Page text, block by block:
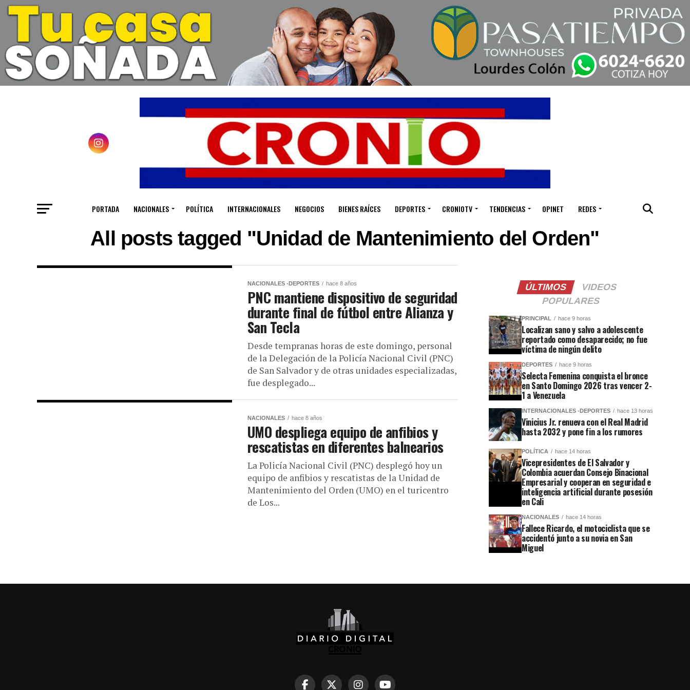
PORTADA NACIONALES POLÍTICA INTERNACIONALES NEGOCIOS BIENES RAÍCES DEPORTES CRONIOTV TENDENCIAS OPINET REDES
All posts tagged "Unidad de Mantenimiento del Orden"
NACIONALES -DEPORTES hace 8 años
PNC mantiene dispositivo de seguridad
durante final de fútbol entre Alianza y
San Tecla
Desde tempranas horas de este domingo, personal
de la Delegación de la Policía Nacional Civil (PNC)
de San Salvador y de otras unidades especializadas,
fue desplegado...
NACIONALES hace 8 años
UMO despliega equipo de anfibios y
rescatistas en diferentes balnearios
La Policía Nacional Civil (PNC) desplegó hoy un
equipo de anfibios y rescatistas de la Unidad de
Mantenimiento del Orden (UMO) en el turicentro
de Los...
ÚLTIMOS
VIDEOS
POPULARES
PRINCIPAL hace 9 horas
Localizan sano y salvo a adolescente
reportado como desaparecido; no fue
víctima de ningún delito
DEPORTES hace 9 horas
Selecta Femenina conquista el bronce
en Santo Domingo 2026 tras vencer 2-
1 a Venezuela
INTERNACIONALES -DEPORTES hace 13 horas
Vinicius Jr. renueva con el Real Madrid
hasta 2032 y pone fin a los rumores
POLÍTICA hace 14 horas
Vicepresidentes de El Salvador y
Colombia acuerdan Consejo Binacional
Empresarial y cooperan en seguridad e
inteligencia artificial durante posesión
en Cali
NACIONALES hace 14 horas
Fallece Ricardo, el motociclista que se
accidentó junto a su novia en San
Miguel